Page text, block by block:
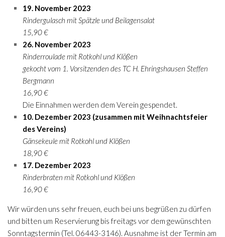
19. November 2023
Rindergulasch mit Spätzle und Beilagensalat
15,90 €
26. November 2023
Rinderroulade mit Rotkohl und Klößen
gekocht vom 1. Vorsitzenden des TC H. Ehringshausen Steffen
Bergmann
16,90 €
Die Einnahmen werden dem Verein gespendet.
10. Dezember 2023 (zusammen mit Weihnachtsfeier
des Vereins)
Gänsekeule mit Rotkohl und Klößen
18,90 €
17. Dezember 2023
Rinderbraten mit Rotkohl und Klößen
16,90 €
Wir würden uns sehr freuen, euch bei uns begrüßen zu dürfen
und bitten um Reservierung bis freitags vor dem gewünschten
Sonntagstermin (Tel. 06443-3146). Ausnahme ist der Termin am